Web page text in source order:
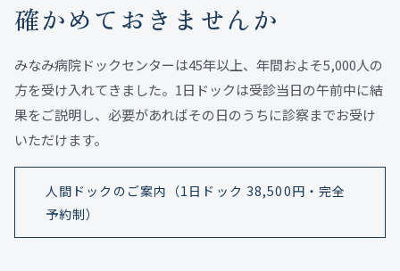
確かめておきませんか
みなみ病院ドックセンターは45年以上、年間およそ5,000人の
方を受け入れてきました。1日ドックは受診当日の午前中に結
果をご説明し、必要があればその日のうちに診察までお受け
いただけます。
人間ドックのご案内（1日ドック 38,500円・完全
予約制）